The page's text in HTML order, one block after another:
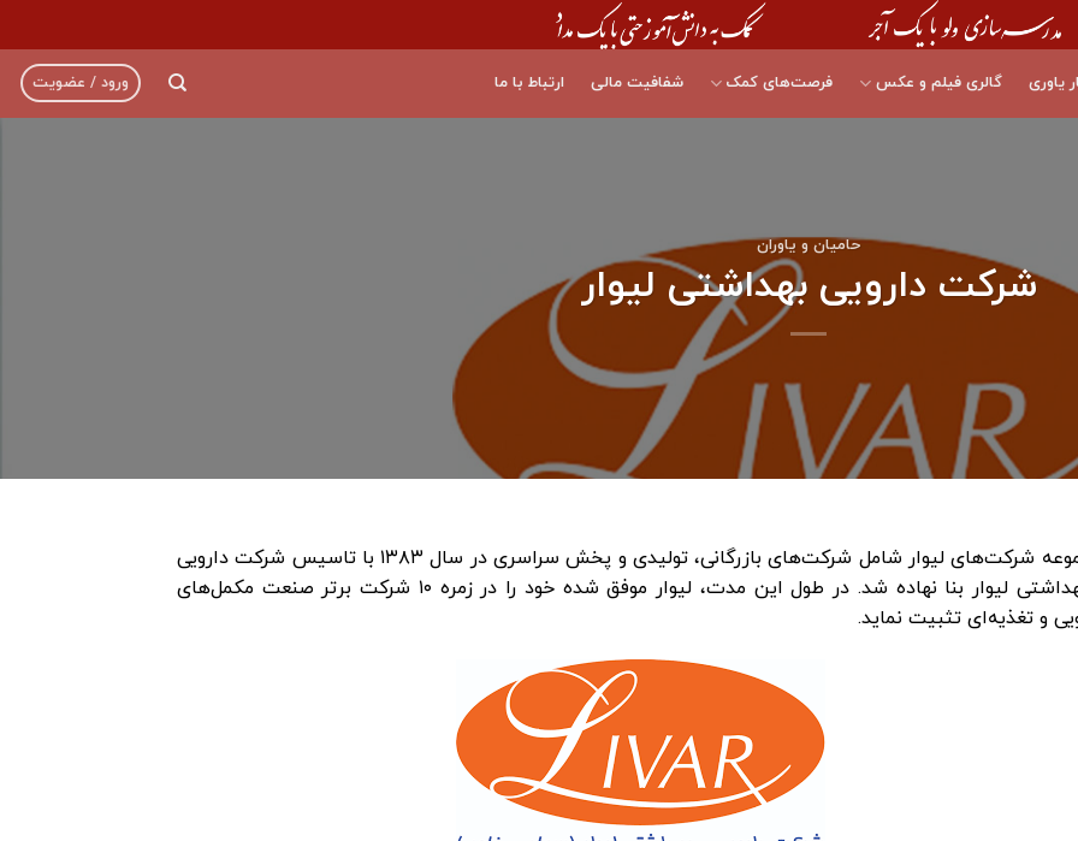
یاوری گالری فیلم و عکس فرصت‌های کمک شفافیت مالی ارتباط با ما ورود / عضویت
حامیان و یاوران
شرکت دارویی بهداشتی لیوار
شرکت‌های لیوار
شامل شرکت‌های بازرگانی، تولیدی و پخش سراسری در سال ۱۳۸۳ با تاسیس شرکت دارویی
– بهداشتی لیوار بنا نهاده شد. در طول این مدت، لیوار موفق شده خود را در زمره ۱۰ شرکت برتر صنعت مکمل‌های
و تغذیه‌ای تثبیت نماید.